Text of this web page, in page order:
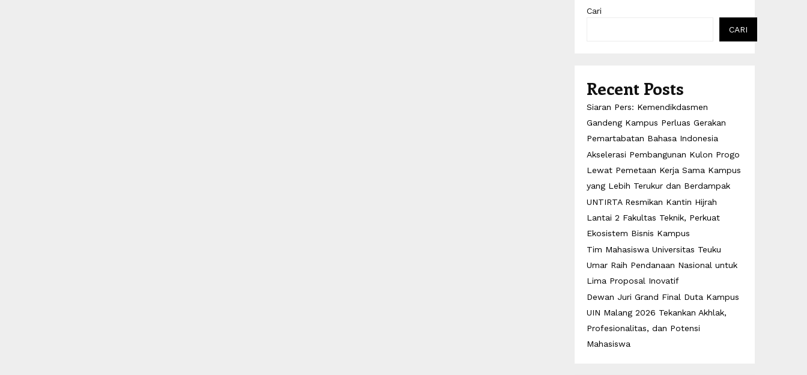
Cari
CARI
Recent Posts
Siaran Pers: Kemendikdasmen
Gandeng Kampus Perluas Gerakan
Pemartabatan Bahasa Indonesia
Akselerasi Pembangunan Kulon Progo
Lewat Pemetaan Kerja Sama Kampus
yang Lebih Terukur dan Berdampak
UNTIRTA Resmikan Kantin Hijrah
Lantai 2 Fakultas Teknik, Perkuat
Ekosistem Bisnis Kampus
Tim Mahasiswa Universitas Teuku
Umar Raih Pendanaan Nasional untuk
Lima Proposal Inovatif
Dewan Juri Grand Final Duta Kampus
UIN Malang 2026 Tekankan Akhlak,
Profesionalitas, dan Potensi
Mahasiswa